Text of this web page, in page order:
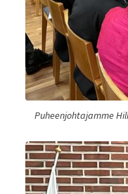
Puheenjohtajamme